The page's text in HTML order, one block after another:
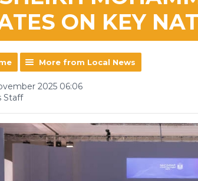
ON KEY
More from Local News
2025 06:06
Staff